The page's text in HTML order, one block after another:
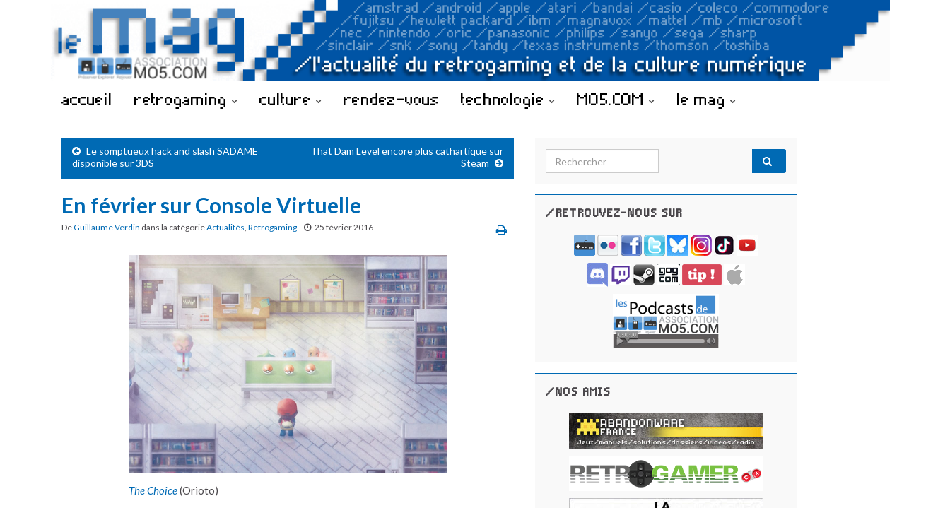
accueil retrogaming culture rendez-vous technologie MO5.COM le mag
Le somptueux hack and slash SADAME
disponible sur 3DS
That Dam Level encore plus cathartique sur
Steam
En février sur Console Virtuelle
DeGuillaume Verdin dans la catégorieActualités, Retrogaming 25 février 2016
The Choice(Orioto)
Search for:
/RETROUVEZ-NOUS SUR
/NOS AMIS